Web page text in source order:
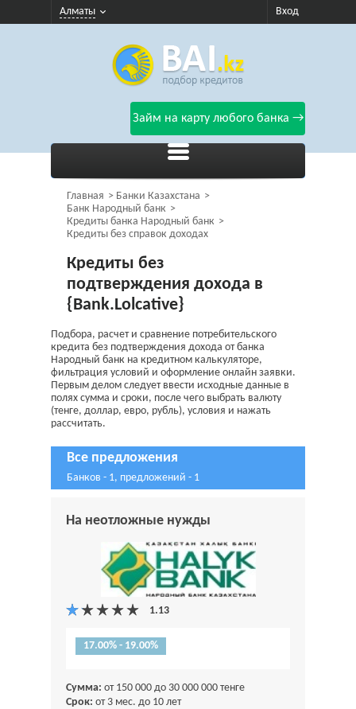
Алматы Вход
Займ на карту любого банка →
Главная
Банки Казахстана
Банк Народный банк
Кредиты банка Народный банк
Кредиты без справок доходах
Кредиты без
подтверждения дохода в
{Bank.Lolcative}
Подбора, расчет и сравнение потребительского
кредита без подтверждения дохода от банка
Народный банк на кредитном калькуляторе,
фильтрация условий и оформление онлайн заявки.
Первым делом следует ввести исходные данные в
полях сумма и сроки, после чего выбрать валюту
(тенге, доллар, евро, рубль), условия и нажать
рассчитать.
Все предложения
Банков - 1, предложений - 1
На неотложные нужды
17.00% - 19.00%
Сумма: от 150 000 до 30 000 000 тенге
Срок: от 3 мес. до 10 лет